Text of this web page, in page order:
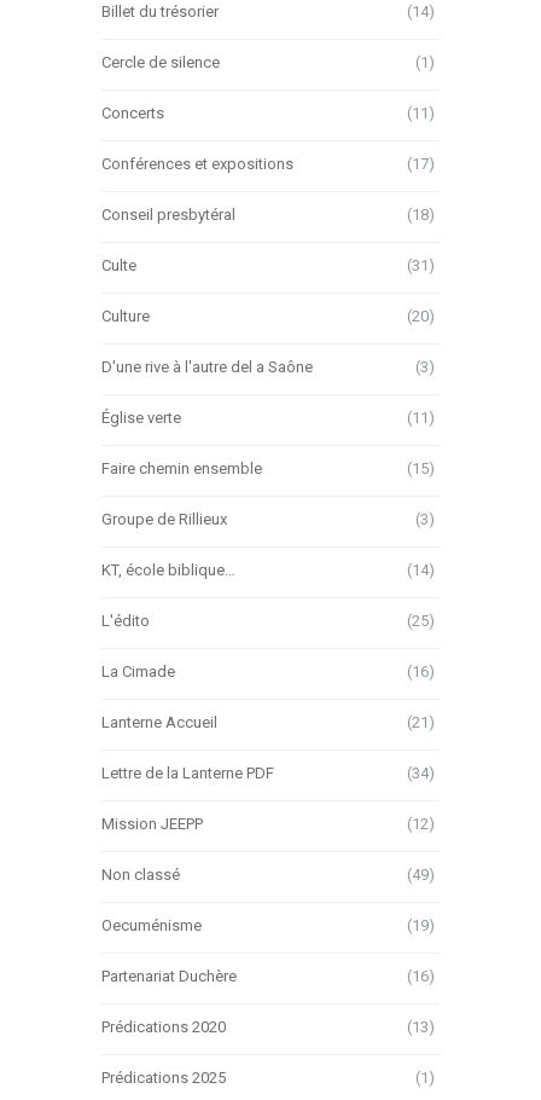
Billet du trésorier (14)
Cercle de silence (1)
Concerts (11)
Conférences et expositions (17)
Conseil presbytéral (18)
Culte (31)
Culture (20)
D'une rive à l'autre del a Saône (3)
Église verte (11)
Faire chemin ensemble (15)
Groupe de Rillieux (3)
KT, école biblique… (14)
L'édito (25)
La Cimade (16)
Lanterne Accueil (21)
Lettre de la Lanterne PDF (34)
Mission JEEPP (12)
Non classé (49)
Oecuménisme (19)
Partenariat Duchère (16)
Prédications 2020 (13)
Prédications 2025 (1)